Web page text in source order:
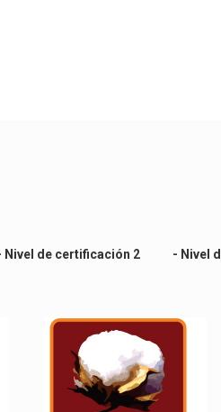
Nivel de certificación 2 - Nivel